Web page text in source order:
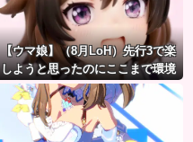
【ウマ娘】（8月LoH）先行3で楽
しようと思ったのにここまで環境
が変わるとは思わなかったのだ…